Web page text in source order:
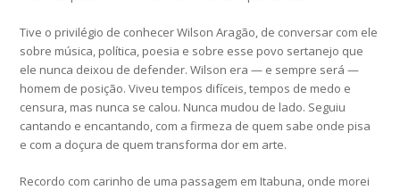
Tive o privilégio de conhecer Wilson Aragão, de conversar com ele
sobre música, política, poesia e sobre esse povo sertanejo que
ele nunca deixou de defender. Wilson era — e sempre será —
homem de posição. Viveu tempos difíceis, tempos de medo e
censura, mas nunca se calou. Nunca mudou de lado. Seguiu
cantando e encantando, com a firmeza de quem sabe onde pisa
e com a doçura de quem transforma dor em arte.
Recordo com carinho de uma passagem em Itabuna, onde morei